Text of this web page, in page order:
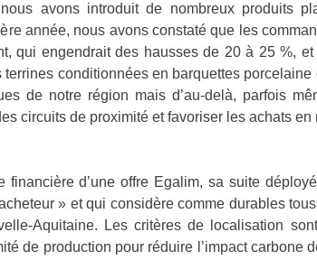
avons introduit de nombreux produits
année, nous avons constaté que les
qui engendrait des hausses de 20 à 25 %,
conditionnées en barquettes
de notre région mais d’au-delà, parfois
circuits de proximité et favoriser les achats en
d’une offre Egalim, sa suite
» et qui considère comme durables
Aquitaine. Les critères de localisation
de production pour réduire l’impact carbone